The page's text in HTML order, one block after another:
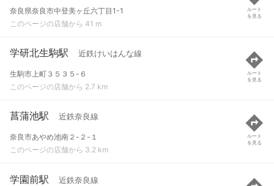
奈良県奈良市中登美ヶ丘六丁目1-1
このページの店舗から 41 m
ルート
を見る
学研北生駒駅 近鉄けいはんな線
生駒市上町３５３５-６
このページの店舗から 2.7 km
ルート
を見る
菖蒲池駅 近鉄奈良線
奈良市あやめ池南２-２-１
このページの店舗から 3.2 km
ルート
を見る
学園前駅 近鉄奈良線